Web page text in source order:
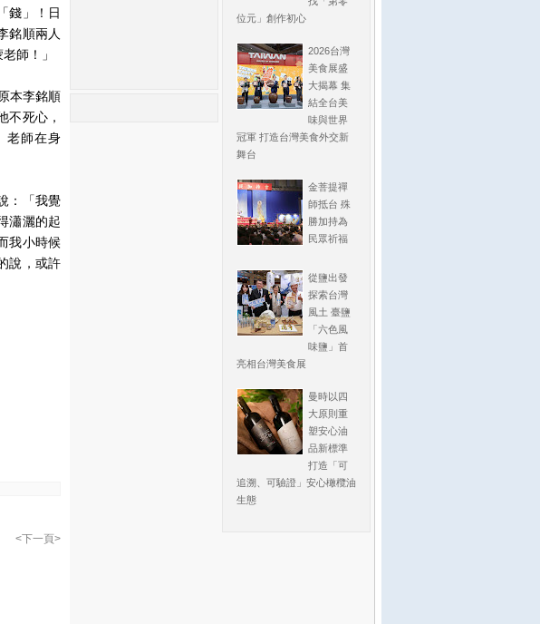
錢」！日
銘順兩人
師！」
本李銘順
不死心，
老師在身
：「我覺
瀟灑的起
我小時候
說，或許
<下一頁>
位元」創作初心
2026台灣
美食展盛
大揭幕 集
結全台美
味與世界
冠軍 打造台灣美食外交新
舞台
金菩提禪
師抵台 殊
勝加持為
民眾祈福
從鹽出發
探索台灣
風土 臺鹽
「六色風
味鹽」首
亮相台灣美食展
曼時以四
大原則重
塑安心油
品新標準
打造「可
追溯、可驗證」安心橄欖油
生態